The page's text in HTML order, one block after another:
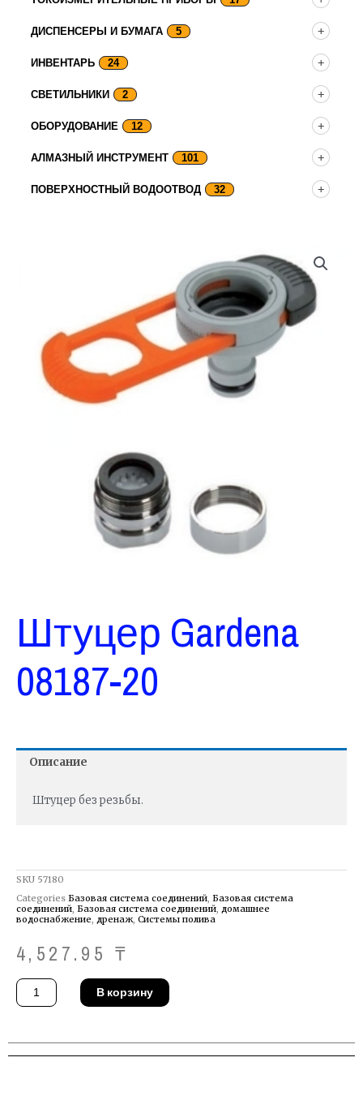
ДИСПЕНСЕРЫ И БУМАГА 5
ИНВЕНТАРЬ 24
СВЕТИЛЬНИКИ 2
ОБОРУДОВАНИЕ 12
АЛМАЗНЫЙ ИНСТРУМЕНТ 101
ПОВЕРХНОСТНЫЙ ВОДООТВОД 32
Штуцер Gardena
08187-20
Описание
Штуцер без резьбы.
SKU 57180
Categories Базовая система соединений, Базовая система
соединений, Базовая система соединений, домашнее
водоснабжение, дренаж, Системы полива
4,527.95 ₸
Количество
товара
Штуцер
В корзину